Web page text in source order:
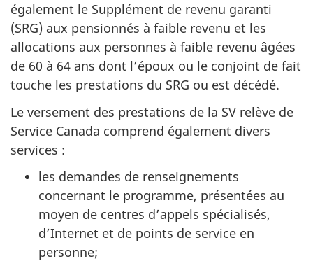
également le Supplément de revenu garanti
(SRG) aux pensionnés à faible revenu et les
allocations aux personnes à faible revenu âgées
de 60 à 64 ans dont l’époux ou le conjoint de fait
touche les prestations du SRG ou est décédé.
Le versement des prestations de la SV relève de
Service Canada comprend également divers
services :
les demandes de renseignements
concernant le programme, présentées au
moyen de centres d’appels spécialisés,
d’Internet et de points de service en
personne;